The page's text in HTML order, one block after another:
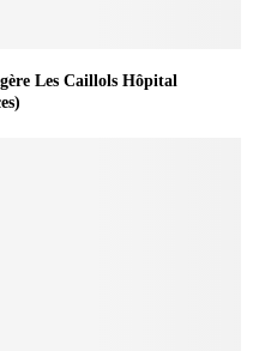
Les Caillols Hôpital